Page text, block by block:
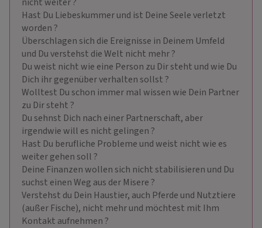
Hast Du Liebeskummer und ist Deine Seele verletzt
worden ?
Überschlagen sich die Ereignisse in Deinem Umfeld
und Du verstehst die Welt nicht mehr ?
Du weist nicht wie eine Person zu Dir steht und wie Du
Dich ihr gegenüber verhalten sollst ?
Wolltest Du schon immer mal wissen wie Dein Partner
zu Dir steht ?
Du sehnst Dich nach einer Partnerschaft, aber
irgendwie will es nicht gelingen ?
Hast Du berufliche Probleme und weist nicht wie es
weiter gehen soll ?
Deine Finanzen wollen sich nicht stabilisieren und Du
suchst einen Weg aus der Misere ?
Verstehst du Dein Haustier, auch Pferde und Nutztiere
(außer Fische), nicht mehr und möchtest mit Ihm
Kontakt aufnehmen ?